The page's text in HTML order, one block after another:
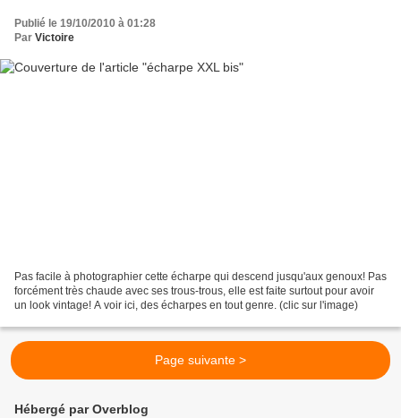
Publié le 19/10/2010 à 01:28
Par Victoire
Pas facile à photographier cette écharpe qui descend jusqu'aux genoux! Pas
forcément très chaude avec ses trous-trous, elle est faite surtout pour avoir
un look vintage! A voir ici, des écharpes en tout genre. (clic sur l'image)
Page suivante >
Hébergé par Overblog